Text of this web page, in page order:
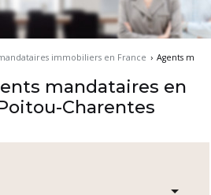
immobiliers en France › Agents
mandataires en
Charentes